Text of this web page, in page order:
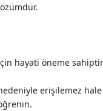
hayati öneme
erişilemez